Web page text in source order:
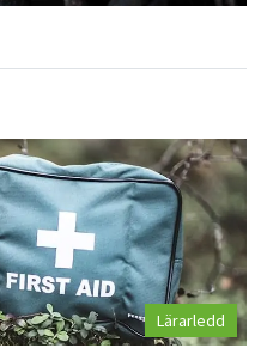
Lärarledd